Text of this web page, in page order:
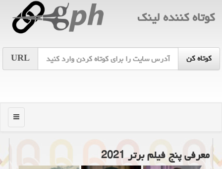
كوتاه كننده لینك
URL
منو
معرفی پنج فیلم برتر 2021